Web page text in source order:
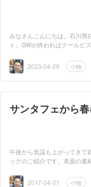
みなさんこんにちは。石川県
ト。GWが終わればクールビ
2023-04-29
小物
サンタフェから
午後から気温も上がってきて
ックのご紹介です。表面の素
2017-04-01 小物